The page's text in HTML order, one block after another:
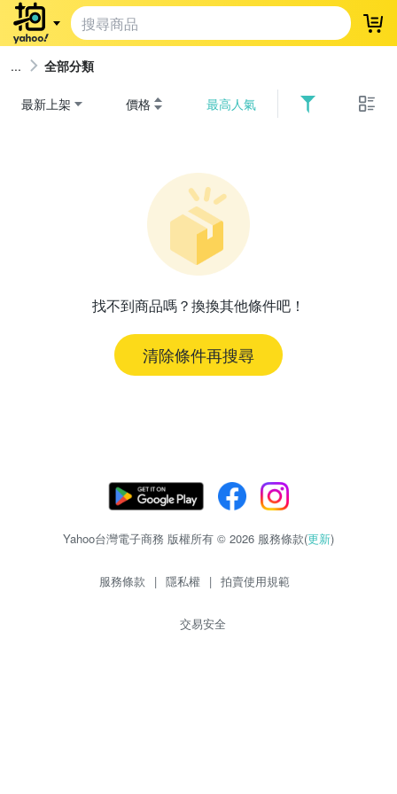
登
全部分類
最新上架 價格 最高人氣
找不到商品嗎？換換其他條件吧！
清除條件再搜尋
Yahoo台灣電子商務 版權所有 © 2026 服務條款(更新)
服務條款 | 隱私權 | 拍賣使用規範
交易安全